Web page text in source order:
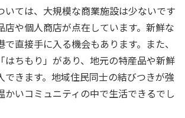
いては、大規模な商業施設は少ないです
店や個人商店が点在しています。新鮮な
直接手に入る機会もあります。また、
はちもり」があり、地元の特産品や新鮮
できます。地域住民同士の結びつきが強
かいコミュニティの中で生活できるでし